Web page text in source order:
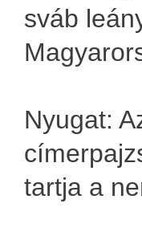
sváb
Nyugat:
tartja a